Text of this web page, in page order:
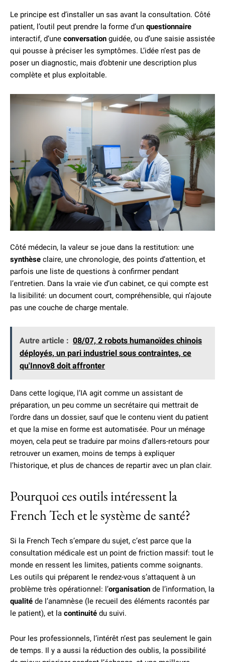
Le principe est d’installer un sas avant la consultation. Côté
patient, l’outil peut prendre la forme d’un questionnaire
interactif, d’une conversation guidée, ou d’une saisie assistée
qui pousse à préciser les symptômes. L’idée n’est pas de
poser un diagnostic, mais d’obtenir une description plus
complète et plus exploitable.
Côté médecin, la valeur se joue dans la restitution: une
synthèse claire, une chronologie, des points d’attention, et
parfois une liste de questions à confirmer pendant
l’entretien. Dans la vraie vie d’un cabinet, ce qui compte est
la lisibilité: un document court, compréhensible, qui n’ajoute
pas une couche de charge mentale.
Autre article : 08/07, 2 robots humanoïdes chinois
déployés, un pari industriel sous contraintes, ce
qu'Innov8 doit affronter
Dans cette logique, l’IA agit comme un assistant de
préparation, un peu comme un secrétaire qui mettrait de
l’ordre dans un dossier, sauf que le contenu vient du patient
et que la mise en forme est automatisée. Pour un ménage
moyen, cela peut se traduire par moins d’allers-retours pour
retrouver un examen, moins de temps à expliquer
l’historique, et plus de chances de repartir avec un plan clair.
Pourquoi ces outils intéressent la
French Tech et le système de santé?
Si la French Tech s’empare du sujet, c’est parce que la
consultation médicale est un point de friction massif: tout le
monde en ressent les limites, patients comme soignants.
Les outils qui préparent le rendez-vous s’attaquent à un
problème très opérationnel: l’organisation de l’information, la
qualité de l’anamnèse (le recueil des éléments racontés par
le patient), et la continuité du suivi.
Pour les professionnels, l’intérêt n’est pas seulement le gain
de temps. Il y a aussi la réduction des oublis, la possibilité